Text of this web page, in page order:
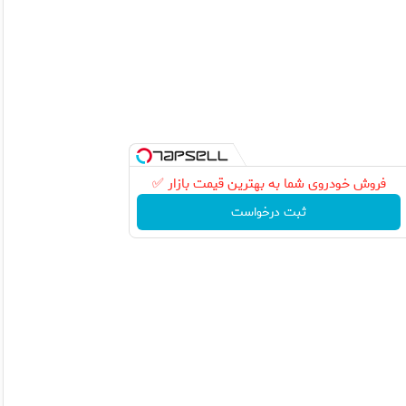
فروش خودروی شما به بهترین قیمت بازار ✅
ثبت درخواست